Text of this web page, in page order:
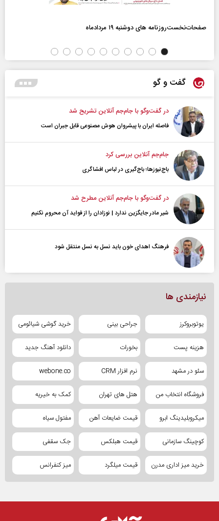
صفحات‌نخست‌روزنامه ها‌ی دوشنبه ۱۹ مردادماه
گفت و گو
در گفت‌و‌گو با جام‌جم آنلاین تشریح شد
فاصله ایران با پیشرو‌ان هوش مصنوعی قابل جبران است
جام‌جم آنلاین بررسی کرد
باج‌نیوزها؛ باج‌گیری در لباس افشاگری
در گفت‌و‌گو با جام‌جم آنلاین مطرح شد
شیر مادر جایگزین ندارد | نوزادان را از فواید آن محروم نکنیم
فرهنگ اهدای خون باید نسل به نسل منتقل شود
نیازمندی ها
یوتوبروکرز جراحی بینی خرید گوشی شیائومی
هزینه پست بخورات دانلود آهنگ جدید
سئو در مشهد نرم افزار CRM webone.co
فروشگاه انتخاب من هتل های تهران کمک به خیریه
میکروبلیدینگ ابرو قیمت ضایعات آهن مفتول سیاه
کوچینگ سازمانی قیمت هبلکس جک سقفی
خرید میز اداری مدرن قیمت میلگرد میز کنفرانس